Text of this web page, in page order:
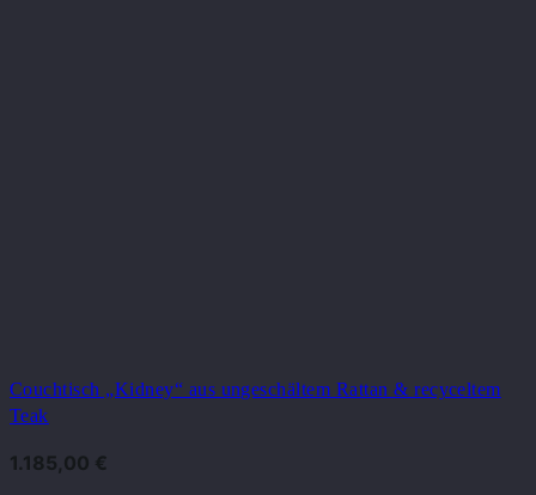
Couchtisch „Kidney“ aus ungeschältem Rattan & recyceltem
Teak
1.185,00 €